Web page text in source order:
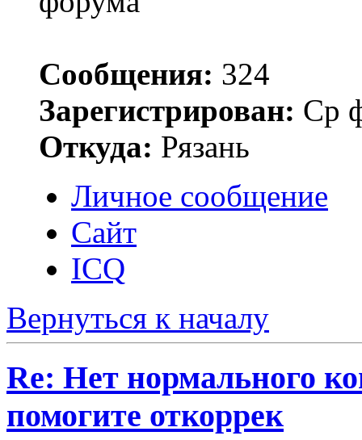
Сообщения: 324
Зарегистрирован: Ср
Откуда: Рязань
Личное сообщение
Сайт
ICQ
Вернуться к началу
Re: Нет нормального
помогите откоррек